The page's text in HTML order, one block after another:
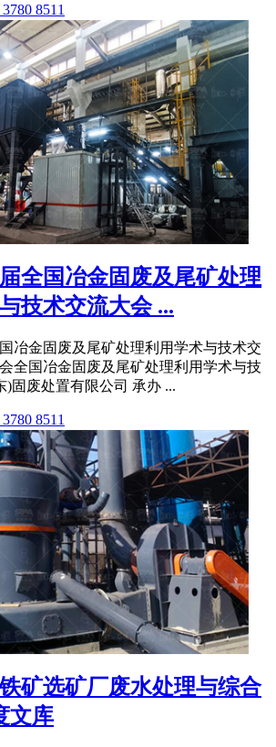
8511
全国冶金固废及尾矿处理
技术交流大会 ...
冶金固废及尾矿处理利用学术与技术交
全国冶金固废及尾矿处理利用学术与技
)固废处置有限公司 承办 ...
8511
矿选矿厂废水处理与综合
文库